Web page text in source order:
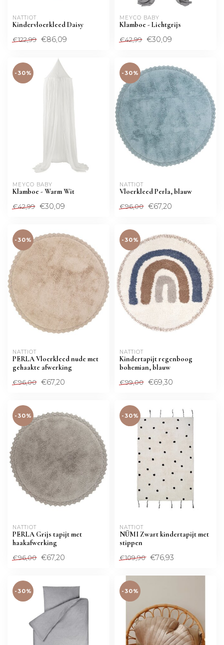
NATTIOT
Kindervloerkleed Daisy
€122,99 €86,09
MEYCO BABY
Klamboe - Lichtgrijs
€42,99 €30,09
-30%
MEYCO BABY
Klamboe - Warm Wit
€42,99 €30,09
-30%
NATTIOT
Vloerkleed Perla, blauw
€96,00 €67,20
-30%
NATTIOT
PERLA Vloerkleed nude met
gehaakte afwerking
€96,00 €67,20
-30%
NATTIOT
Kindertapijt regenboog
bohemian, blauw
€99,00 €69,30
-30%
NATTIOT
PERLA Grijs tapijt met
haakafwerking
€96,00 €67,20
-30%
NATTIOT
NÜMI Zwart kindertapijt met
stippen
€109,90 €76,93
-30% -30%